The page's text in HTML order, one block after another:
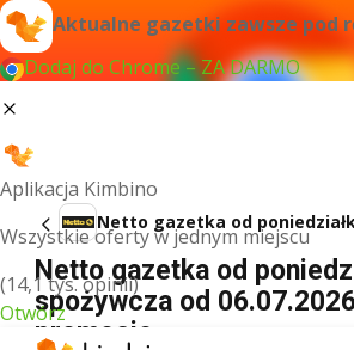
Aktualne gazetki zawsze pod
Dodaj do Chrome – ZA DARMO
Aplikacja Kimbino
Wszystkie oferty w jednym miejscu
(14,1 tys. opinii)
Otwórz
Netto gazetka od
Netto gazetka od
spożywcza od
promocje